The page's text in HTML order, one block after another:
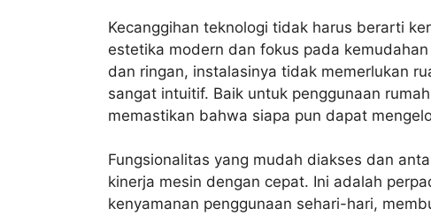
Kecanggihan teknologi tidak harus berarti
estetika modern dan fokus pada
dan ringan, instalasinya tidak memerlukan
sangat intuitif. Baik untuk penggunaan
memastikan bahwa siapa pun dapat
Fungsionalitas yang mudah diakses dan
kinerja mesin dengan cepat. Ini adalah
kenyamanan penggunaan sehari-hari,